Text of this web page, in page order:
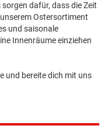
dafür, dass die Zeit
Ostersortiment
und saisonale
Innenräume einziehen
und bereite dich mit uns